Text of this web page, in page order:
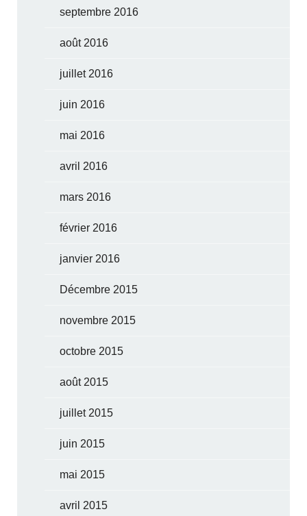
septembre 2016
août 2016
juillet 2016
juin 2016
mai 2016
avril 2016
mars 2016
février 2016
janvier 2016
Décembre 2015
novembre 2015
octobre 2015
août 2015
juillet 2015
juin 2015
mai 2015
avril 2015